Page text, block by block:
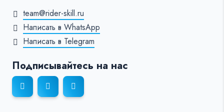
team@rider-skill.ru
Написать в WhatsApp
Написать в Telegram
Подписывайтесь на нас